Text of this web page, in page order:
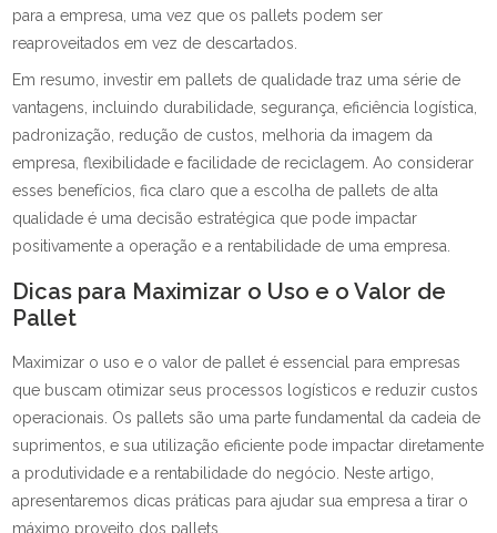
para a empresa, uma vez que os pallets podem ser
reaproveitados em vez de descartados.
Em resumo, investir em pallets de qualidade traz uma série de
vantagens, incluindo durabilidade, segurança, eficiência logística,
padronização, redução de custos, melhoria da imagem da
empresa, flexibilidade e facilidade de reciclagem. Ao considerar
esses benefícios, fica claro que a escolha de pallets de alta
qualidade é uma decisão estratégica que pode impactar
positivamente a operação e a rentabilidade de uma empresa.
Dicas para Maximizar o Uso e o Valor de
Pallet
Maximizar o uso e o valor de pallet é essencial para empresas
que buscam otimizar seus processos logísticos e reduzir custos
operacionais. Os pallets são uma parte fundamental da cadeia de
suprimentos, e sua utilização eficiente pode impactar diretamente
a produtividade e a rentabilidade do negócio. Neste artigo,
apresentaremos dicas práticas para ajudar sua empresa a tirar o
máximo proveito dos pallets.